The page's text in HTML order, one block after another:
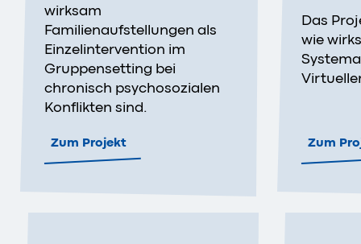
wirksam
Familienaufstellungen als
Einzelintervention im
Gruppensetting bei
chronisch psychosozialen
Konflikten sind.
Zum Projekt
Das
wie
Zum